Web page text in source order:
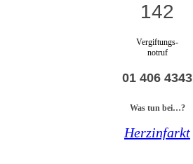
142
Vergiftungs-
notruf
01 406 4343
Was tun bei…?
Herzinfarkt